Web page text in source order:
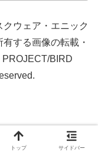
ウェア・エニック
する画像の転載・
BIRD
き.
トップ サイドバー